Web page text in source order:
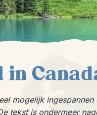
in
mogelijk
tekst is ondermeer